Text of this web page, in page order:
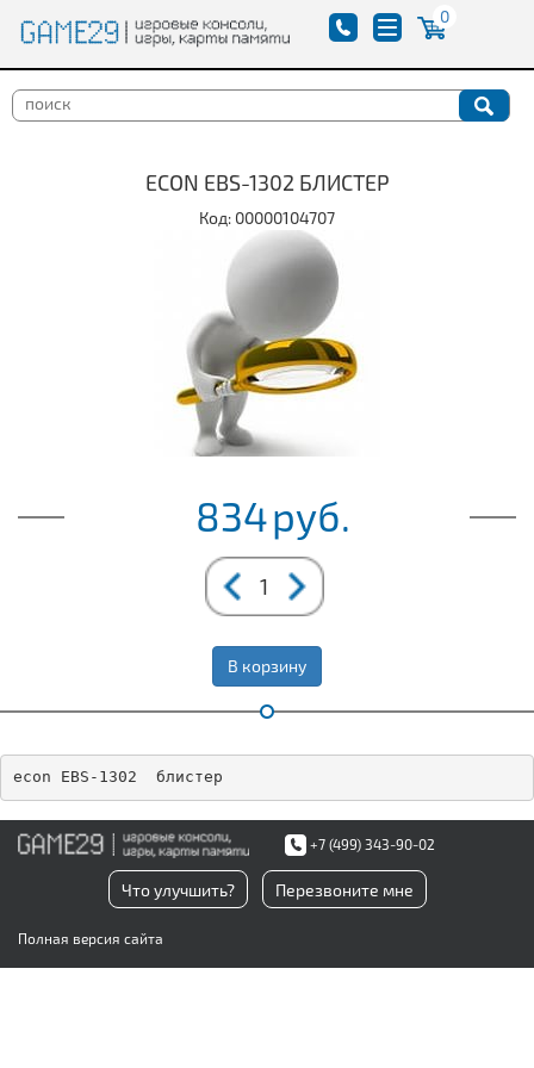
0
ECON EBS-1302 БЛИСТЕР
Код: 00000104707
834руб.
В корзину
econ EBS-1302  блистер
+7 (499) 343-90-02
Что улучшить? Перезвоните мне
Полная версия сайта